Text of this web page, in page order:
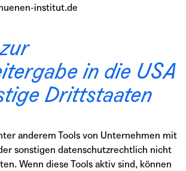
institut.de
in die USA
Drittstaaten
anderem Tools von Unternehmen mit
sonstigen datenschutzrechtlich nicht
Wenn diese Tools aktiv sind, können